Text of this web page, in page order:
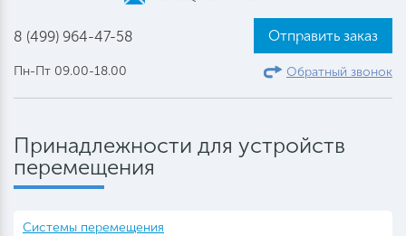
8 (499) 964-47-58
Пн-Пт 09.00-18.00
Отправить заказ
Обратный звонок
Принадлежности для устройств
перемещения
Системы перемещения